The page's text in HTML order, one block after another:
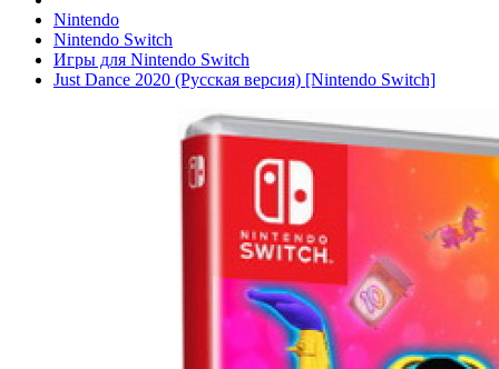
Nintendo
Nintendo Switch
Игры для Nintendo Switch
Just Dance 2020 (Русская версия) [Nintendo Switch]